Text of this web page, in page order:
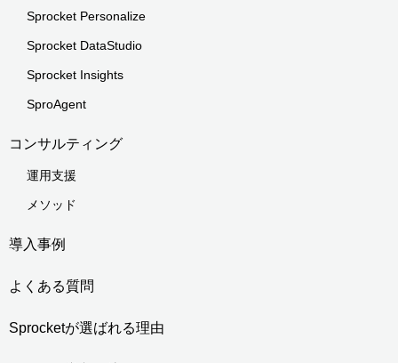
Sprocket Personalize
Sprocket DataStudio
Sprocket Insights
SproAgent
コンサルティング
運用支援
メソッド
導入事例
よくある質問
Sprocketが選ばれる理由